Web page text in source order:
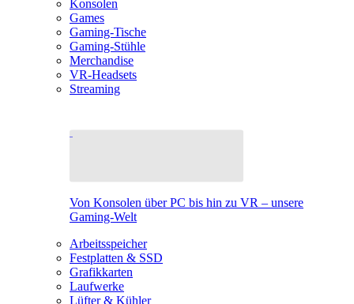
Konsolen
Games
Gaming-Tische
Gaming-Stühle
Merchandise
VR-Headsets
Streaming
Von Konsolen über PC bis hin zu VR – unsere
Gaming-Welt
Arbeitsspeicher
Festplatten & SSD
Grafikkarten
Laufwerke
Lüfter & Kühler